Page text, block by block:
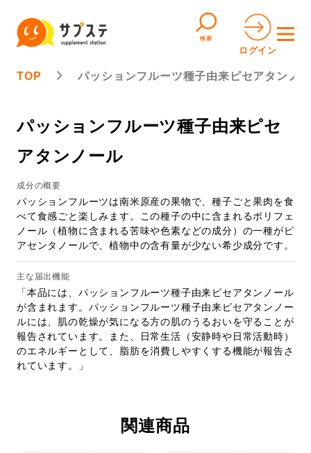
検索
ログイン
TOP パッションフルーツ種子由来ピセアタンノ
パッションフルーツ種子由来ピセ
アタンノール
成分の概要
パッションフルーツは南米原産の果物で、種子ごと果肉を食
べて食感ごと楽しみます。この種子の中に含まれるポリフェ
ノール（植物に含まれる苦味や色素などの成分）の一種がピ
アセンタノールで、植物中の含有量が少ない希少成分です。
主な届出機能
「本品には、パッションフルーツ種子由来ピセアタンノール
が含まれます。パッションフルーツ種子由来ピセアタンノー
ルには、肌の乾燥が気になる方の肌のうるおいを守ることが
報告されています。また、日常生活（安静時や日常活動時）
のエネルギーとして、脂肪を消費しやすくする機能が報告さ
れています。」
関連商品